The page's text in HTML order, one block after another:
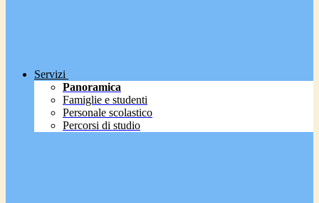
Servizi
Panoramica
Famiglie e studenti
Personale scolastico
Percorsi di studio